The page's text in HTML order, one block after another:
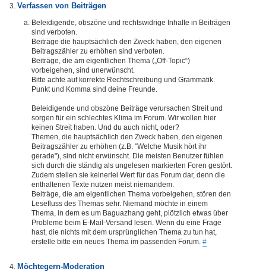
Verfassen von Beiträgen
Beleidigende, obszöne und rechtswidrige Inhalte in Beiträgen
sind verboten.
Beiträge die hauptsächlich den Zweck haben, den eigenen
Beitragszähler zu erhöhen sind verboten.
Beiträge, die am eigentlichen Thema („Off-Topic“)
vorbeigehen, sind unerwünscht.
Bitte achte auf korrekte Rechtschreibung und Grammatik.
Punkt und Komma sind deine Freunde.
Beleidigende und obszöne Beiträge verursachen Streit und
sorgen für ein schlechtes Klima im Forum. Wir wollen hier
keinen Streit haben. Und du auch nicht, oder?
Themen, die hauptsächlich den Zweck haben, den eigenen
Beitragszähler zu erhöhen (z.B. "Welche Musik hört ihr
gerade"), sind nicht erwünscht. Die meisten Benutzer fühlen
sich durch die ständig als ungelesen markierten Foren gestört.
Zudem stellen sie keinerlei Wert für das Forum dar, denn die
enthaltenen Texte nutzen meist niemandem.
Beiträge, die am eigentlichen Thema vorbeigehen, stören den
Lesefluss des Themas sehr. Niemand möchte in einem
Thema, in dem es um Baguazhang geht, plötzlich etwas über
Probleme beim E-Mail-Versand lesen. Wenn du eine Frage
hast, die nichts mit dem ursprünglichen Thema zu tun hat,
erstelle bitte ein neues Thema im passenden Forum. #
Möchtegern-Moderation